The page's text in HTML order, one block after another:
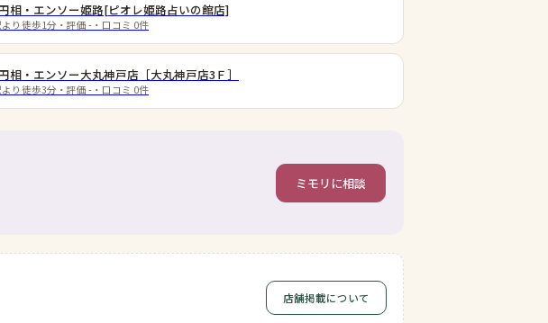
相・エンソー姫路[ピオレ姫路占いの館店]
り徒歩1分 ・評価 - ・口コミ 0件
相・エンソー大丸神戸店［大丸神戸店3Ｆ］
り徒歩3分 ・評価 - ・口コミ 0件
ミモリに相談
店舗掲載について